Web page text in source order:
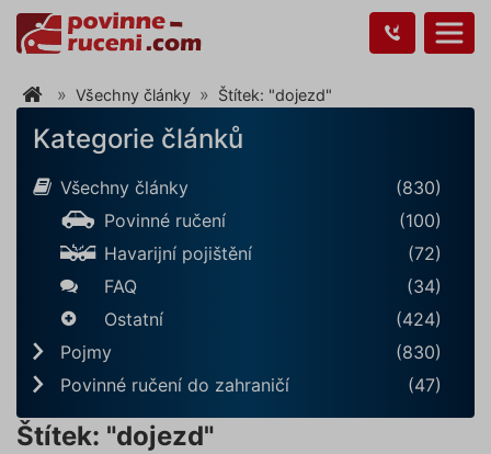
Všechny články Štítek: "dojezd"
Kategorie článků
Všechny články
(830)
Povinné ručení
(100)
Havarijní pojištění
(72)
FAQ
(34)
Ostatní
(424)
Pojmy
(830)
Povinné ručení do zahraničí
(47)
Štítek: "dojezd"